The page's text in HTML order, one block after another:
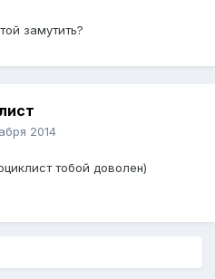
замутить?
2014
тобой доволен)